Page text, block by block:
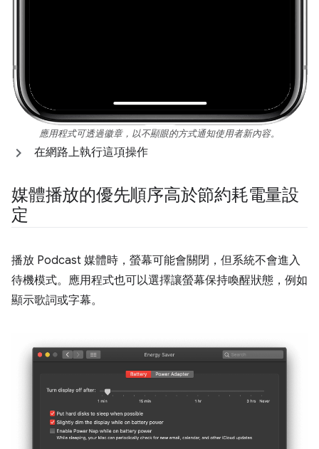
應用程式可透過徽章，以不顯眼的方式通知使用者新內容。
在網路上執行這項操作
媒體播放的優先順序高於節約耗電量設
定
播放 Podcast 媒體時，螢幕可能會關閉，但系統不會進入
待機模式。應用程式也可以選擇讓螢幕保持喚醒狀態，例如
顯示歌詞或字幕。